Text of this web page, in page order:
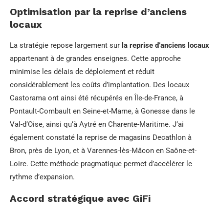
Optimisation par la reprise d’anciens
locaux
La stratégie repose largement sur la reprise d’anciens locaux
appartenant à de grandes enseignes. Cette approche
minimise les délais de déploiement et réduit
considérablement les coûts d’implantation. Des locaux
Castorama ont ainsi été récupérés en Île-de-France, à
Pontault-Combault en Seine-et-Marne, à Gonesse dans le
Val-d’Oise, ainsi qu’à Aytré en Charente-Maritime. J’ai
également constaté la reprise de magasins Decathlon à
Bron, près de Lyon, et à Varennes-lès-Mâcon en Saône-et-
Loire. Cette méthode pragmatique permet d’accélérer le
rythme d’expansion.
Accord stratégique avec GiFi